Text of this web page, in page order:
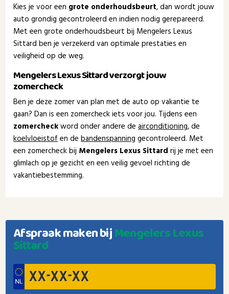
Kies je voor een grote onderhoudsbeurt, dan wordt jouw
auto grondig gecontroleerd en indien nodig gerepareerd.
Met een grote onderhoudsbeurt bij Mengelers Lexus
Sittard ben je verzekerd van optimale prestaties en
veiligheid op de weg.
Mengelers Lexus Sittard verzorgt jouw
zomercheck
Ben je deze zomer van plan met de auto op vakantie te
gaan? Dan is een zomercheck iets voor jou. Tijdens een
zomercheckword onder andere deairconditioning, de
koelvloeistofen debandenspanning gecontroleerd. Met
een zomercheck bij Mengelers Lexus Sittardrij je met een
glimlach op je gezicht en een veilig gevoel richting de
vakantiebestemming.
Afspraak maken bijMengelers Lexus
Sittard